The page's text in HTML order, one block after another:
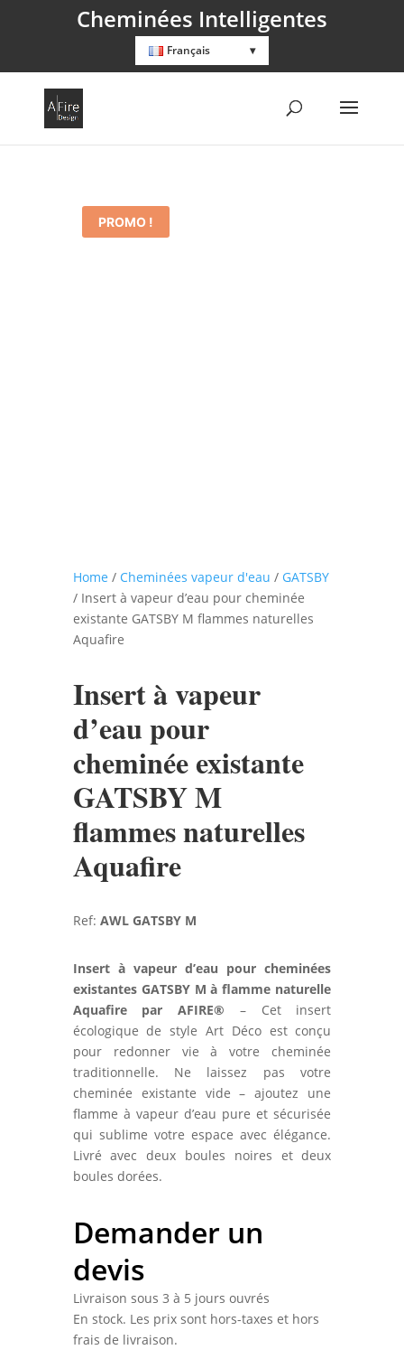
Français
Cheminées Intelligentes
PROMO !
Home / Cheminées vapeur d'eau / GATSBY
/ Insert à vapeur d’eau pour cheminée
existante GATSBY M flammes naturelles
Aquafire
Insert à vapeur
d’eau pour
cheminée existante
GATSBY M
flammes naturelles
Aquafire
Ref: AWL GATSBY M
Insert à vapeur d’eau pour cheminées
existantes GATSBY M à flamme naturelle
Aquafire par AFIRE® – Cet insert
écologique de style Art Déco est conçu
pour redonner vie à votre cheminée
traditionnelle. Ne laissez pas votre
cheminée existante vide – ajoutez une
flamme à vapeur d’eau pure et sécurisée
qui sublime votre espace avec élégance.
Livré avec deux boules noires et deux
boules dorées.
Demander un
devis
Livraison sous 3 à 5 jours ouvrés
En stock. Les prix sont hors-taxes et hors
frais de livraison.